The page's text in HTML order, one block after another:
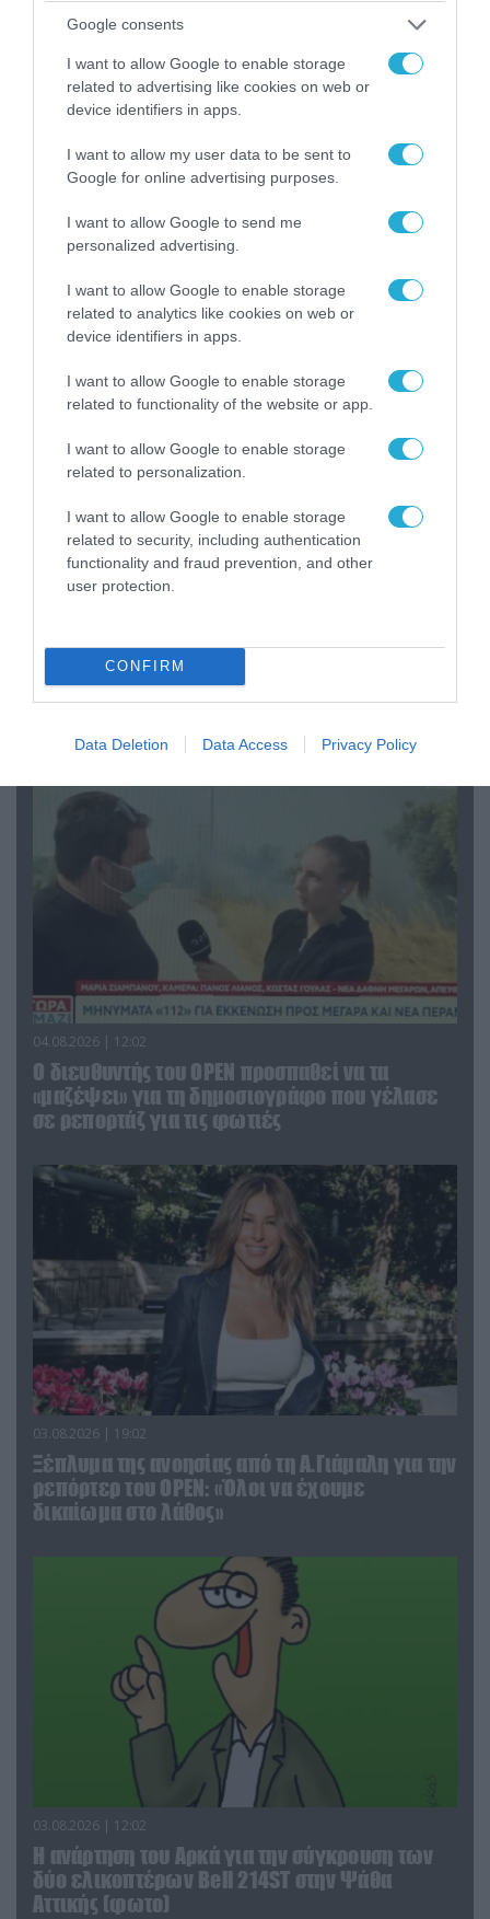
Google consents
I want to allow Google to enable storage
related to advertising like cookies on web or
device identifiers in apps.
I want to allow my user data to be sent to
Google for online advertising purposes.
I want to allow Google to send me
personalized advertising.
I want to allow Google to enable storage
related to analytics like cookies on web or
device identifiers in apps.
I want to allow Google to enable storage
related to functionality of the website or app.
I want to allow Google to enable storage
related to personalization.
I want to allow Google to enable storage
related to security, including authentication
functionality and fraud prevention, and other
user protection.
CONFIRM
Data Deletion Data Access Privacy Policy
04.08.2026 | 15:02
Αυτή την ώρα το τελευταίο «αντίο» στον πρώην
υπουργό Ι.Βαρβιτσιώτη (φωτο)
04.08.2026 | 13:02
Η ανακοίνωση του Πανελλήνιου Σωματείου
Πυροσβεστών για την δημοσιογράφο του OPEN
04.08.2026 | 12:02
O διευθυντής του OPEN προσπαθεί να τα
«μαζέψει» για τη δημοσιογράφο που γέλασε
σε ρεπορτάζ για τις φωτιές
03.08.2026 | 19:02
Ξέπλυμα της ανοησίας από τη Α.Γιάμαλη για την
ρεπόρτερ του ΟΡΕΝ: «Όλοι να έχουμε
δικαίωμα στο λάθος»
03.08.2026 | 12:02
Η ανάρτηση του Αρκά για την σύγκρουση των
δύο ελικοπτέρων Bell 214ST στην Ψάθα
Αττικής (φωτο)